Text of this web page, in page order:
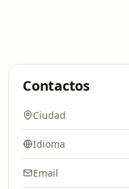
Contactos
Ciudad
Idioma
Email